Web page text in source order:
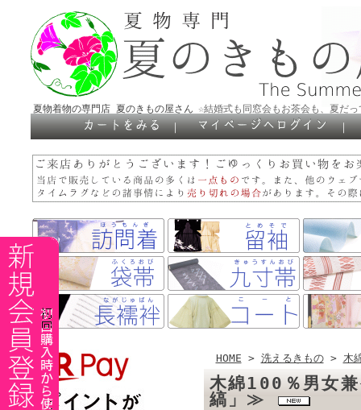
夏物着物の専門店 夏のきもの屋さん ☆結婚式も同窓会もお茶会も、夏だ
｜ ｜
HOME > 洗えるきもの> 木
木綿100％男女
縞」≫